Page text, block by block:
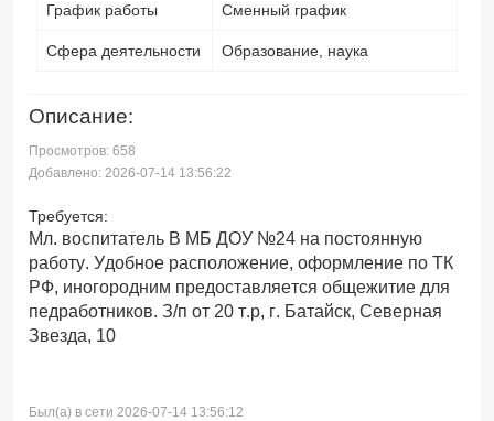
График работы Сменный график
Сфера деятельности Образование, наука
Описание:
Просмотров: 658
Добавлено: 2026-07-14 13:56:22
Требуется:
Мл. воспитатель В МБ ДОУ №24 на постоянную
работу. Удобное расположение, оформление по ТК
РФ, иногородним предоставляется общежитие для
педработников. З/п от 20 т.р, г. Батайск, Северная
Звезда, 10
Был(а) в сети 2026-07-14 13:56:12